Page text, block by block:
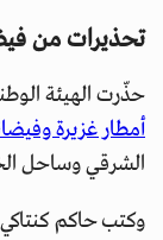
تحذيرات من
حذّرت الهيئة
أمطار غزيرة
الشرقي وساحل
وكتب حاكم